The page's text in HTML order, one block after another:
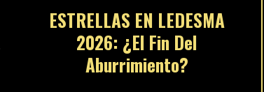
ESTRELLAS EN LEDESMA
2026: ¿El Fin Del
Aburrimiento?